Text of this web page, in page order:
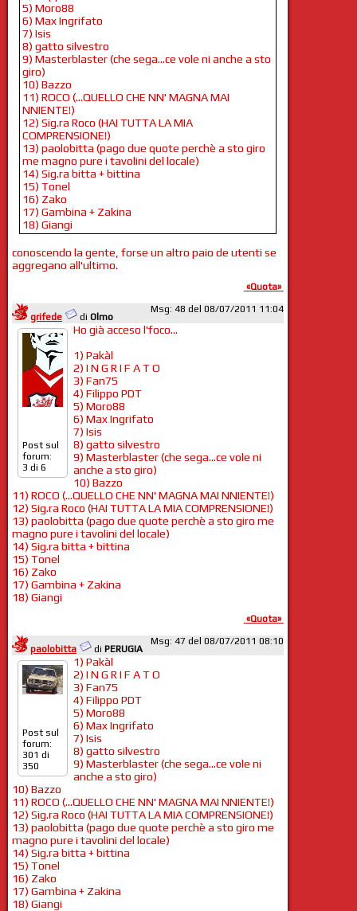
5) Moro88
6) Max Ingrifato
7) Isis
8) gatto silvestro
9) Masterblaster (che sega...ce vole ni anche a sto
giro)
10) Bazzo
11) ROCO (...QUELLO CHE NN' MAGNA MAI
NNIENTE!)
12) Sig.ra Roco (HAI TUTTA LA MIA
COMPRENSIONE!)
13) paolobitta (pago due quote perchè a sto giro
me magno pure i tavolini del locale)
14) Sig.ra bitta + bittina
15) Tonel
16) Zako
17) Gambina + Zakina
18) Giangi
conoscendo la gente, forse un altro paio de utenti se
aggregano all'ultimo.
«Quota»
grifede di Olmo
Msg: 48 del 08/07/2011 11:04
Post sul
forum:
3 di 6
Ho già acceso l'foco...
1) Pakàl
2) I N G R I F A T O
3) Fan75
4) Filippo PDT
5) Moro88
6) Max Ingrifato
7) Isis
8) gatto silvestro
9) Masterblaster (che sega...ce vole ni
anche a sto giro)
10) Bazzo
11) ROCO (...QUELLO CHE NN' MAGNA MAI NNIENTE!)
12) Sig.ra Roco (HAI TUTTA LA MIA COMPRENSIONE!)
13) paolobitta (pago due quote perchè a sto giro me
magno pure i tavolini del locale)
14) Sig.ra bitta + bittina
15) Tonel
16) Zako
17) Gambina + Zakina
18) Giangi
«Quota»
paolobitta di PERUGIA
Msg: 47 del 08/07/2011 08:10
Post sul
forum:
301 di
350
1) Pakàl
2) I N G R I F A T O
3) Fan75
4) Filippo PDT
5) Moro88
6) Max Ingrifato
7) Isis
8) gatto silvestro
9) Masterblaster (che sega...ce vole ni
anche a sto giro)
10) Bazzo
11) ROCO (...QUELLO CHE NN' MAGNA MAI NNIENTE!)
12) Sig.ra Roco (HAI TUTTA LA MIA COMPRENSIONE!)
13) paolobitta (pago due quote perchè a sto giro me
magno pure i tavolini del locale)
14) Sig.ra bitta + bittina
15) Tonel
16) Zako
17) Gambina + Zakina
18) Giangi